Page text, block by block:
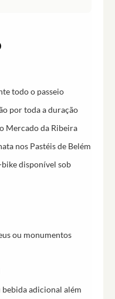
todo o passeio
por toda a duração
Mercado da Ribeira
nos Pastéis de Belém
disponível sob
ou monumentos
adicional além